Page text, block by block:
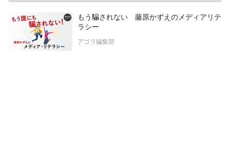
もう騙されない 藤原かずえのメディアリテ
ラシー
アゴラ編集部